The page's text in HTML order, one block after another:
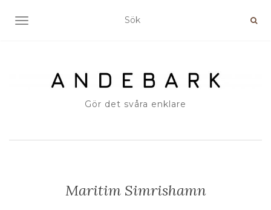
SLÅ PÅ/AV NAVIGERING
Gör det svåra enklare
Maritim Simrishamn